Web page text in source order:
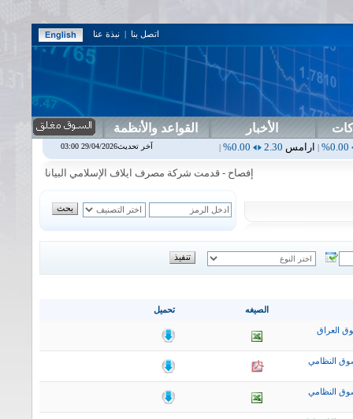
اتصل بنا | نبذة عنا
الأخبار القواعد والأنظمة
2.30
0.00%
|اربيل0.00
0.00%
0.00
0.00%
|اسفنج
إفصاح - قدمت شركة مصرف ايلاف الإسلامي البيانات المالية
تحميل الصيغه
العراق
النظامي
النظامي